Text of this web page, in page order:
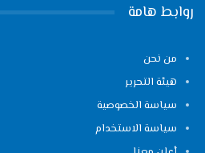
روابط هامة
من نحن
هيئة التحرير
سياسة الخصوصية
سياسة الاستخدام